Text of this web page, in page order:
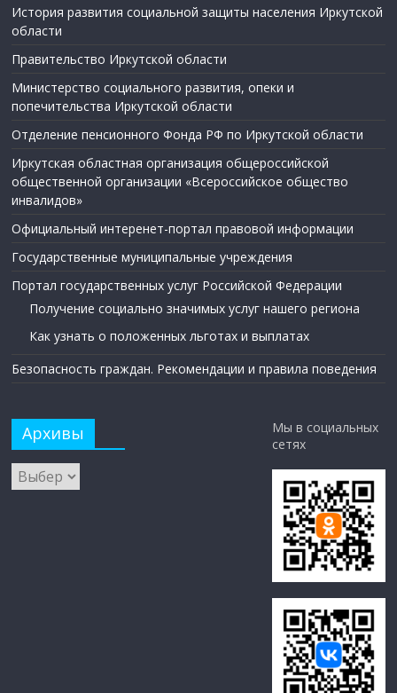
История развития социальной защиты населения Иркутской
области
Правительство Иркутской области
Министерство социального развития, опеки и
попечительства Иркутской области
Отделение пенсионного Фонда РФ по Иркутской области
Иркутская областная организация общероссийской
общественной организации «Всероссийское общество
инвалидов»
Официальный интеренет-портал правовой информации
Государственные муниципальные учреждения
Портал государственных услуг Российской Федерации
Получение социально значимых услуг нашего региона
Как узнать о положенных льготах и выплатах
Безопасность граждан. Рекомендации и правила поведения
Архивы
Мы в социальных
сетях